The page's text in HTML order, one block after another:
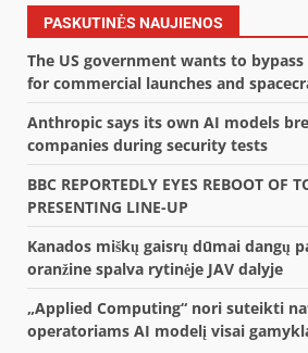
PASKUTINĖS NAUJIENOS
The US government wants to
for commercial launches and
Anthropic says its own AI models
companies during security tests
BBC REPORTEDLY EYES REBOOT OF
PRESENTING LINE-UP
Kanados miškų gaisrų dūmai dangų
oranžine spalva rytinėje JAV dalyje
„Applied Computing“ nori suteikti
operatoriams AI modelį visai